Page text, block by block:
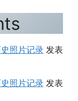
照片记录 发表
照片记录 发表